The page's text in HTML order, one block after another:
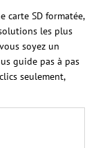
carte SD formatée,
les plus
soyez un
guide pas à pas
seulement,